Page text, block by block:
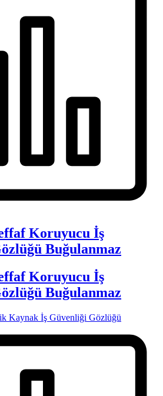
Koruyucu İş
Buğulanmaz
Koruyucu İş
Buğulanmaz